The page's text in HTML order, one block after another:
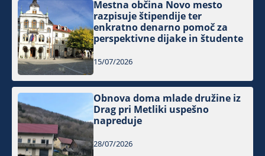
Mestna občina Novo mesto
razpisuje štipendije ter
enkratno denarno pomoč za
perspektivne dijake in študente
15/07/2026
Obnova doma mlade družine iz
Drag pri Metliki uspešno
napreduje
28/07/2026